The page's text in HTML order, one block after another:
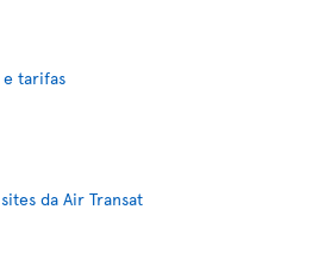
tarifas
da Air Transat